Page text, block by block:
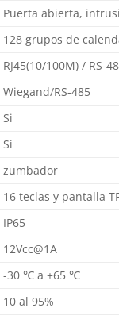
Puerta abierta,
128 grupos de
RJ45(10/100M) / RS-
Wiegand/RS-485
Si
Si
zumbador
16 teclas y pantalla
IP65
12Vcc@1A
-30 ℃ a +65 ℃
10 al 95%